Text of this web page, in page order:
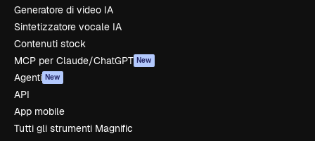
Generatore di video IA
Sintetizzatore vocale IA
Contenuti stock
MCP per Claude/ChatGPT New
Agenti New
API
App mobile
Tutti gli strumenti Magnific